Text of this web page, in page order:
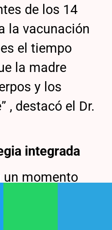
de los 14
la vacunación
el tiempo
la madre
y los
, destacó el Dr.
integrada
un momento